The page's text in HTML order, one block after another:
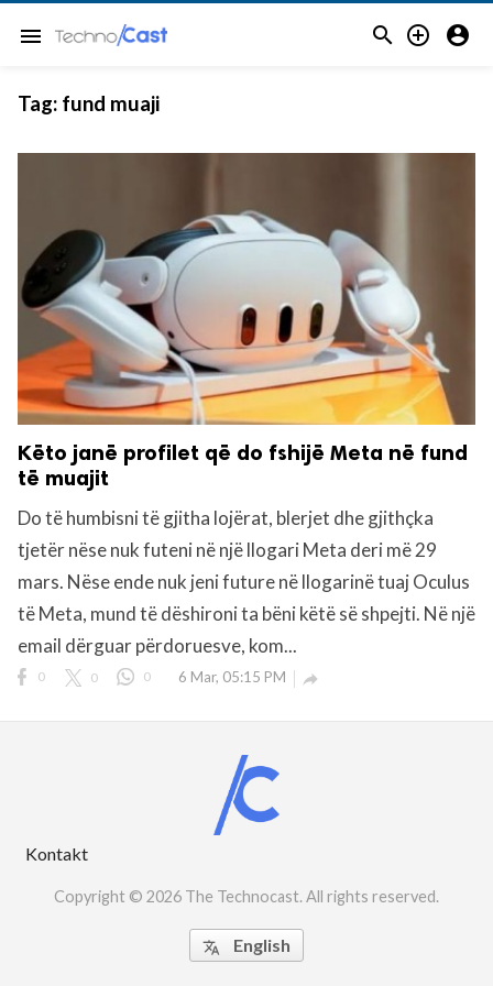
menu   
Tag: fund muaji
Këto janë profilet që do fshijë Meta në fund
të muajit
Do të humbisni të gjitha lojërat, blerjet dhe gjithçka
tjetër nëse nuk futeni në një llogari Meta deri më 29
mars. Nëse ende nuk jeni future në llogarinë tuaj Oculus
të Meta, mund të dëshironi ta bëni këtë së shpejti. Në një
email dërguar përdoruesve, kom...
0 0 0 6 Mar, 05:15 PM 
Kontakt
Copyright © 2026 The Technocast. All rights reserved.
 English